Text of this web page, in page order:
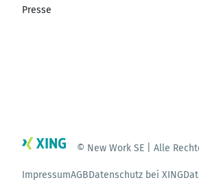
Presse
© New Work SE | Alle
ImpressumAGBDatenschutz bei XING